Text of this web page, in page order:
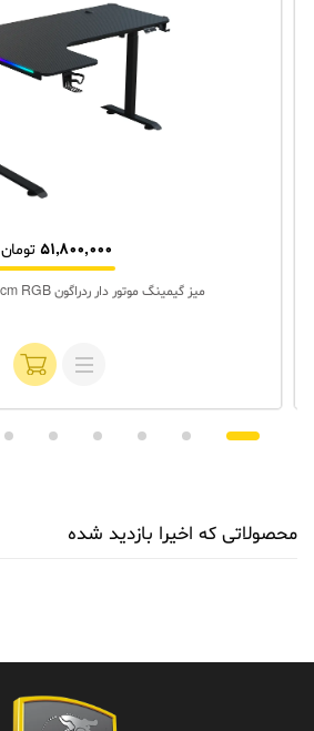
51,800,000 تومان
میز گیمینگ موتور دار ردراگون GD-3400-M 140cm RGB
محصولاتی که اخیرا بازدید شده